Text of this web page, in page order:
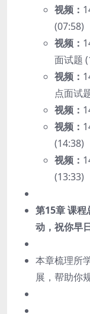
视频：
(07:58)
视频：
面试题
视频：
点面试
视频：
视频：
(14:38)
视频：
(13:33)
第15章 课
动，祝你早
本章梳理所
展，帮助你